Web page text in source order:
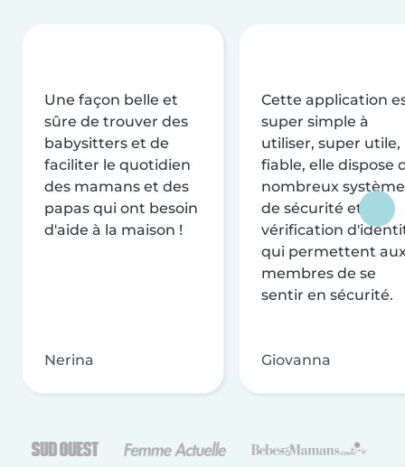
Une façon belle et
sûre de trouver des
babysitters et de
faciliter le quotidien
des mamans et des
papas qui ont besoin
d'aide à la maison !
Nerina
Cette application
super simple à
utiliser, super utile,
fiable, elle dispose
nombreux
de sécurité et de
vérification
qui permettent
membres de se
sentir en sécurité.
Giovanna